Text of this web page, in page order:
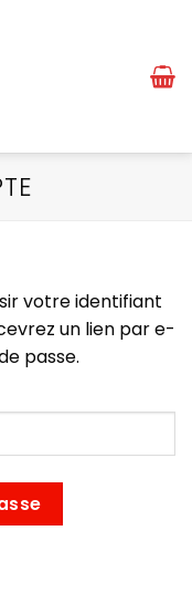
votre identifiant
un lien par e-
passe.